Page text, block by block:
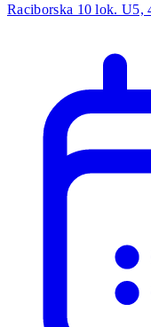
Raciborska 10 lok. U5,